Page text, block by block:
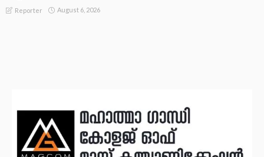
Reporter August 6, 2026